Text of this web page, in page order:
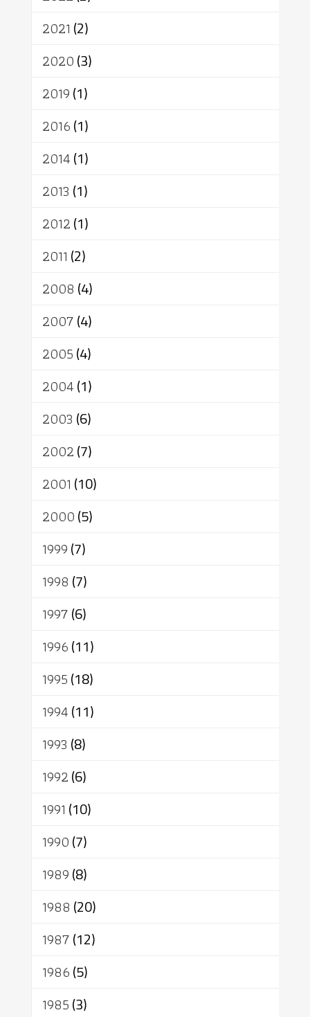
อัตถะ
เทวดา
2021 (2)
2020(3)
2019(1)
2016(1)
2014(1)
2013 (1)
2012(1)
2011 (2)
2008 (4)
2007(4)
2005(4)
2004(1)
2003 (6)
2002(7)
2001 (10)
2000(5)
1999(7)
1998 (7)
1997(6)
1996(11)
1995(18)
1994(11)
1993 (8)
1992(6)
1991 (10)
1990(7)
1989(8)
1988 (20)
1987(12)
1986(5)
1985(3)